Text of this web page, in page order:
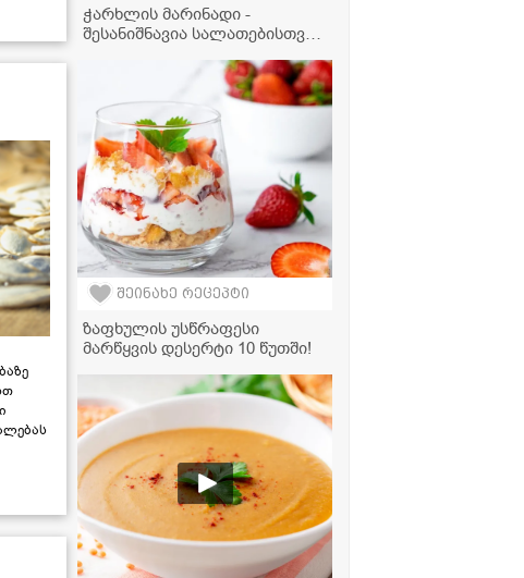
ჭარხლის მარინადი -
შესანიშნავია სალათებისთვის,
ქილიდან მისართმევად
შეინახე რეცეპტი
ზაფხულის უსწრაფესი
მარწყვის დესერტი 10 წუთში!